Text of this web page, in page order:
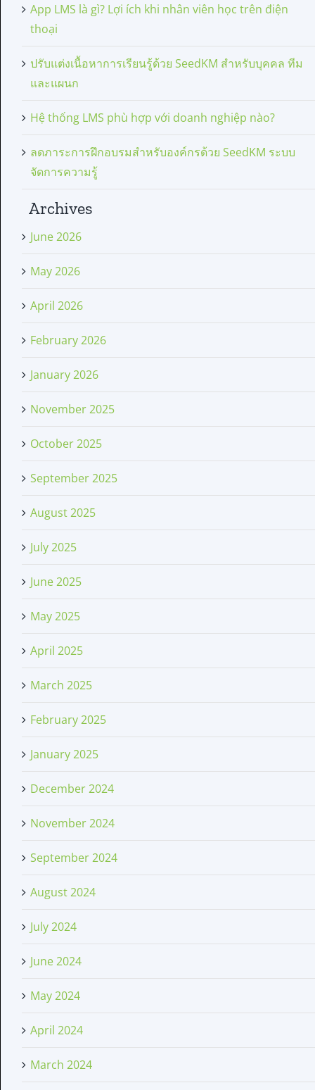
App LMS là gì? Lợi ích khi nhân viên học trên điện
thoại
ปรับแต่งเนื้อหาการเรียนรู้ด้วย SeedKM สำหรับบุคคล ทีม
และแผนก
Hệ thống LMS phù hợp với doanh nghiệp nào?
ลดภาระการฝึกอบรมสำหรับองค์กรด้วย SeedKM ระบบ
จัดการความรู้
Archives
June 2026
May 2026
April 2026
February 2026
January 2026
November 2025
October 2025
September 2025
August 2025
July 2025
June 2025
May 2025
April 2025
March 2025
February 2025
January 2025
December 2024
November 2024
September 2024
August 2024
July 2024
June 2024
May 2024
April 2024
March 2024